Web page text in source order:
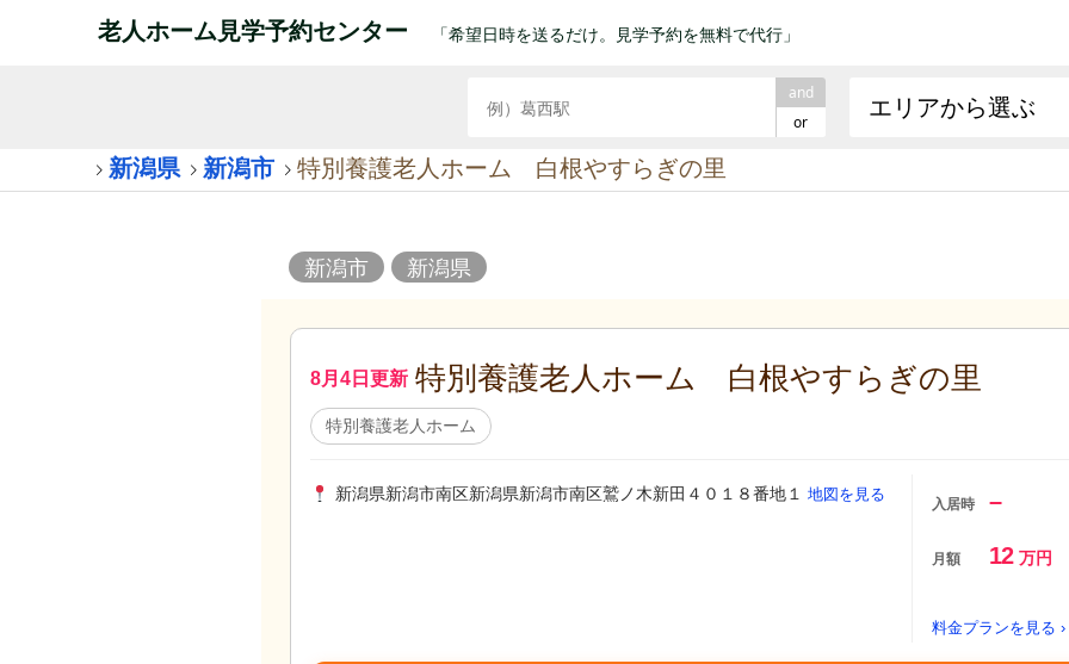
老人ホーム見学予約センター 「希望日時を送るだけ。見学予約を無料で代行」
and
or
エリアから選ぶ
新潟県
新潟市 特別養護老人ホーム 白根やすらぎの里
新潟市 新潟県
8月4日更新 特別養護老人ホーム 白根やすらぎの里
特別養護老人ホーム
新潟県新潟市南区新潟県新潟市南区鷲ノ木新田４０１８番地１地図を見る
入居時 –
月額 12 万円
料金プランを見る ›